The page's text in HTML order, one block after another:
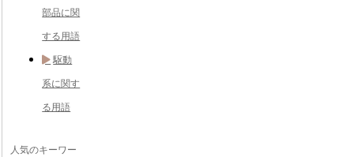
部品に関
する用語
駆動
系に関す
る用語
人気のキーワー